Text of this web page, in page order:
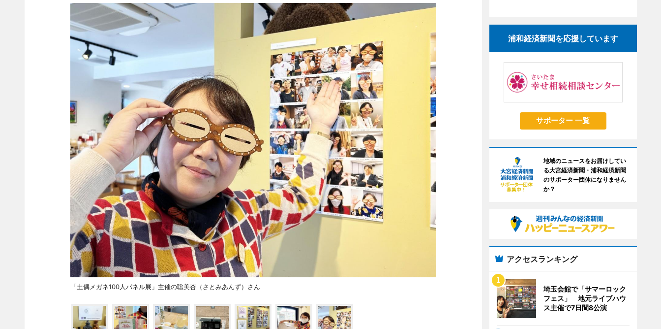
「土偶メガネ100人パネル展」主催の聡美杏（さとみあんず）さん
浦和経済新聞を応援しています
サポーター 一覧
地域のニュースをお届けしてい
る大宮経済新聞・浦和経済新聞
のサポーター団体になりません
か？
アクセスランキング
埼玉会館で「サマーロック
フェス」 地元ライブハウ
ス主催で7日間8公演